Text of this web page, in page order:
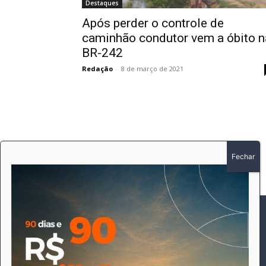
Destaques
Após perder o controle de
caminhão condutor vem a óbito
BR-242
Redação - 8 de março de 2021
SOBRE